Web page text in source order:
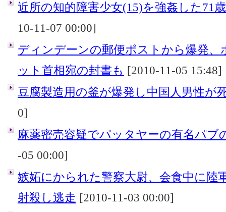
近所の知的障害少女(15)を強姦した71
10-11-07 00:00]
ディンデーンの郵便ポストから爆発
ット首相宛の封書も [2010-11-05 15:48]
豆腐製造用の釜が爆発し中国人男性が
0]
麻薬密売容疑でパッタヤーの有名パブ
-05 00:00]
嫉妬にかられた警察大尉、会食中に陸
射殺し逃走 [2010-11-03 00:00]